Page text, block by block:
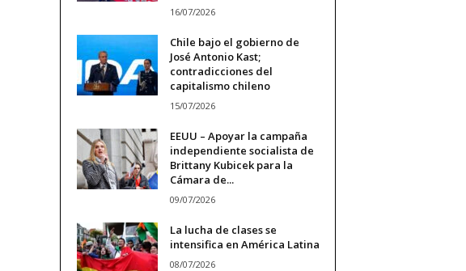
16/07/2026
Chile bajo el gobierno de
José Antonio Kast;
contradicciones del
capitalismo chileno
15/07/2026
EEUU – Apoyar la campaña
independiente socialista de
Brittany Kubicek para la
Cámara de...
09/07/2026
La lucha de clases se
intensifica en América Latina
08/07/2026